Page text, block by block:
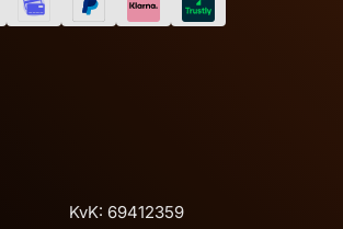
KvK: 69412359